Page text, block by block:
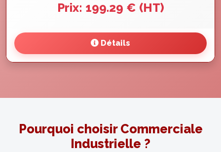
Prix: 199.29 € (HT)
Détails
Pourquoi choisir Commerciale
Industrielle ?